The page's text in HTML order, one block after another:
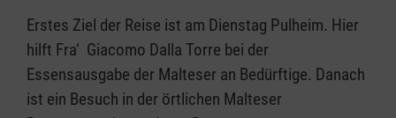
Erstes Ziel der Reise ist am Dienstag Pulheim. Hier
hilft Fra‘ Giacomo Dalla Torre bei der
Essensausgabe der Malteser an Bedürftige. Danach
ist ein Besuch in der örtlichen Malteser